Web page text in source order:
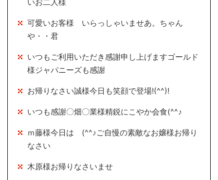
いお二人様
可愛いお客様 いらっしゃいませあ。ちゃん
や・・君
いつもご利用いただき感謝申し上げますゴールド
様ジャパニーズも感謝
お帰りなさい誠様今日も笑顔で登場!(^^)!
いつも感謝〇畑〇業様精鋭にこやか会食(^^♪
ｍ藤様今日は (^^♪ご自慢の素敵なお嬢様お帰り
なさい
木原様お帰りなさいませ